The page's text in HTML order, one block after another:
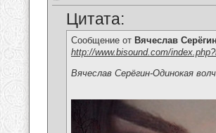
Цитата:
Сообщение от Вячеслав Серёгин
http://www.bisound.com/
Вячеслав Серёгин-Одинокая